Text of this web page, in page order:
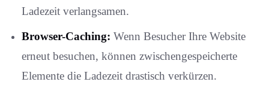
Ladezeit verlangsamen.
Browser-Caching: Wenn Besucher Ihre Website
erneut besuchen, können zwischengespeicherte
Elemente die Ladezeit drastisch verkürzen.